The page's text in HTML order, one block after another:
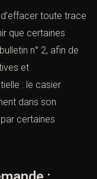
toute
que
sur le bulletin
administratives
: le casier
dans son